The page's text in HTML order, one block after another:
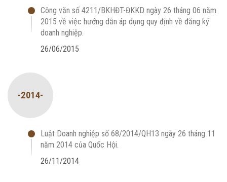
Công văn số 4211/BKHĐT-ĐKKD ngày 26 tháng 06 năm
2015 về việc hướng dẫn áp dụng quy định về đăng ký
doanh nghiệp.
26/06/2015
-2014-
Luật Doanh nghiệp số 68/2014/QH13 ngày 26 tháng 11
năm 2014 của Quốc Hội.
26/11/2014